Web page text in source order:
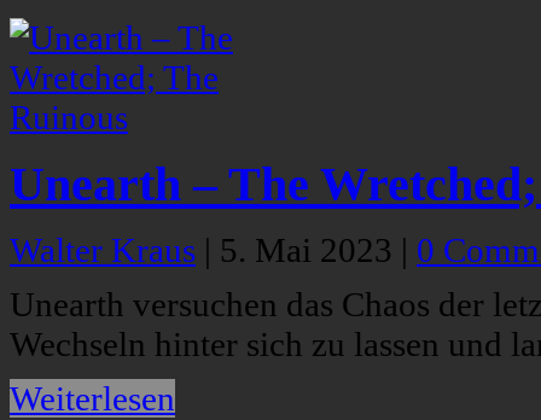
Unearth – The
Walter Kraus | 5. Mai 2023 | 0
Unearth versuchen das Chaos der
Wechseln hinter sich zu lassen und
Weiterlesen